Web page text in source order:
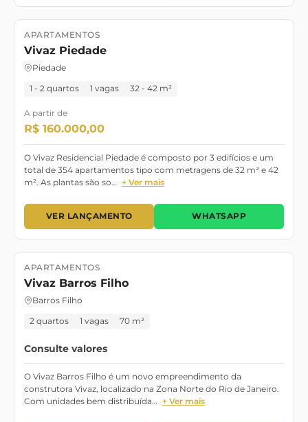
Lançamento
APARTAMENTOS
Vivaz Piedade
Piedade
1 - 2 quartos 1 vagas 32 - 42 m²
A partir de
R$ 160.000,00
O Vivaz Residencial Piedade é composto por 3 edifícios e um
total de 354 apartamentos tipo com metragens de 32 m² e 42
m². As plantas são so… + Ver mais
VER LANÇAMENTO WHATSAPP
Lançamento
APARTAMENTOS
Vivaz Barros Filho
Barros Filho
2 quartos 1 vagas 70 m²
Consulte valores
O Vivaz Barros Filho é um novo empreendimento da
construtora Vivaz, localizado na Zona Norte do Rio de Janeiro.
Com unidades bem distribuída… + Ver mais